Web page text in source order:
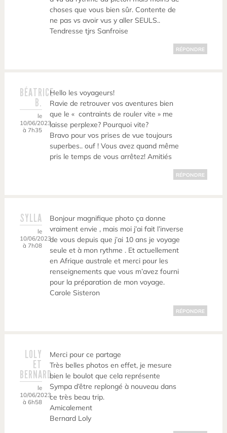
choses que vous bien sûr. Contente de
ne pas vs avoir vus y aller SEULS..
Tendresse tjrs Sanfroise
RÉPONDRE
BÉATRICE
B.
le
10/06/2023
à 7h35
Hello les voyageurs!
Ravie de retrouver vos aventures bien
que le « contraints de rouler vite » me
laisse perplexe? Pourquoi vite?
Bravo pour vos prises de vue toujours
superbes.. ouf ! Vous avez quand même
pris le temps de vous arrêtez! Amitiés
RÉPONDRE
SYLLA
le
10/06/2023
à 7h08
Bonjour magnifique photo ça donne
vraiment envie , mais moi j’ai fait l’inverse
de vous depuis que j’ai 10 ans je voyage
seule et à mon rythme . Et actuellement
en Afrique australe et merci pour les
renseignements que vous m’avez fourni
pour la préparation de mon voyage.
Carole Sisteron
RÉPONDRE
LOLY
ET
BERNARD
le
10/06/2023
à 6h58
Merci pour ce partage
Très belles photos en effet, je mesure
bien le boulot que cela représente
Sympa d’être replongé à nouveau dans
ce très beau trip.
Amicalement
Bernard Loly